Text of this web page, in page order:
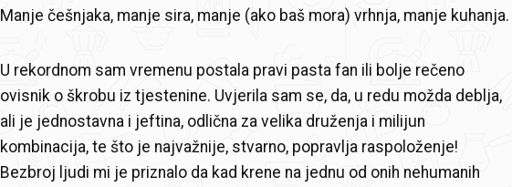
Manje češnjaka, manje sira, manje (ako baš mora) vrhnja, manje kuhanja.
U rekordnom sam vremenu postala pravi pasta fan ili bolje rečeno
ovisnik o škrobu iz tjestenine. Uvjerila sam se, da, u redu možda deblja,
ali je jednostavna i jeftina, odlična za velika druženja i milijun
kombinacija, te što je najvažnije, stvarno, popravlja raspoloženje!
Bezbroj ljudi mi je priznalo da kad krene na jednu od onih nehumanih